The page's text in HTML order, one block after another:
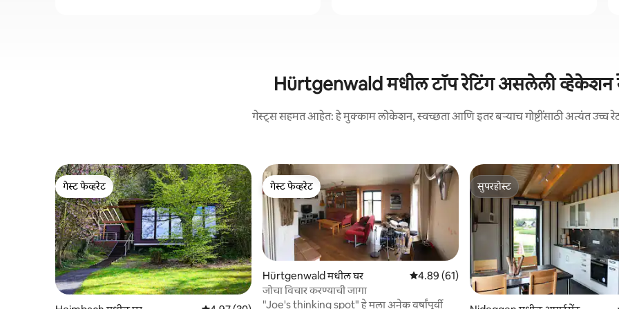
Hürtgenwald मधील टॉप रेटिंग असलेली व्हेकेशन
गेस्ट्स सहमत आहेत: हे मुक्काम लोकेशन, स्वच्छता आणि इतर बऱ्याच गोष्टींसाठी अत्यंत
गेस्ट फेव्हरेट
गेस्ट फेव्हरेट
गेस्ट फेव्हरेट
गेस्ट फेव्हरेट
Hürtgenwald मधील घर 5 पैकी 4.89 सरासरी रेटिंग, 61 रिव्ह्यूज
4.89 (61)
जोचा विचार करण्याची जागा
"Joe's thinking spot" हे मला अनेक वर्षांपूर्वी
सुपरहोस्ट
सुपरहोस्ट